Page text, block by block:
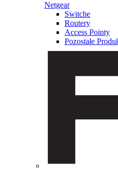
Netgear
Switche
Routery
Access Pointy
Pozostałe